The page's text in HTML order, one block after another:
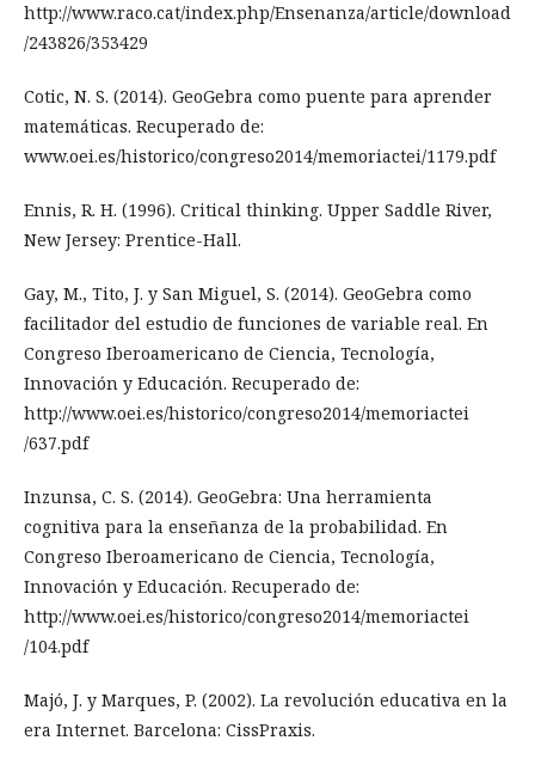
http://www.raco.cat/index.php/Ensenanza/article/download
/243826/353429
Cotic, N. S. (2014). GeoGebra como puente para aprender
matemáticas. Recuperado de:
www.oei.es/historico/congreso2014/memoriactei/1179.pdf
Ennis, R. H. (1996). Critical thinking. Upper Saddle River,
New Jersey: Prentice-Hall.
Gay, M., Tito, J. y San Miguel, S. (2014). GeoGebra como
facilitador del estudio de funciones de variable real. En
Congreso Iberoamericano de Ciencia, Tecnología,
Innovación y Educación. Recuperado de:
http://www.oei.es/historico/congreso2014/memoriactei
/637.pdf
Inzunsa, C. S. (2014). GeoGebra: Una herramienta
cognitiva para la enseñanza de la probabilidad. En
Congreso Iberoamericano de Ciencia, Tecnología,
Innovación y Educación. Recuperado de:
http://www.oei.es/historico/congreso2014/memoriactei
/104.pdf
Majó, J. y Marques, P. (2002). La revolución educativa en la
era Internet. Barcelona: CissPraxis.